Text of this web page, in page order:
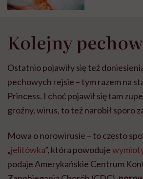
Kolejny
Ostatnio pojawiły się też
pechowych rejsie – tym razem na
Princess. I choć pojawił się tam
groźny, wirus, to też narobił sporo
Mowa o norowirusie – to często
„jelitówka”, która powoduje
podaje Amerykańskie Centrum